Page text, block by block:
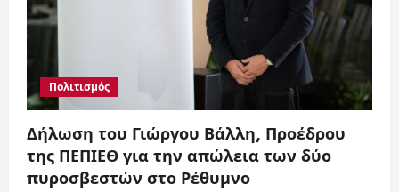
Πολιτισμός
Δήλωση του Γιώργου Βάλλη, Προέδρου
της ΠΕΠΙΕΘ για την απώλεια των δύο
πυροσβεστών στο Ρέθυμνο